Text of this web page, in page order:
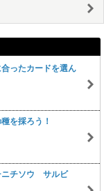
ったカードを選ん
を採ろう！
ニチソウ サルビ